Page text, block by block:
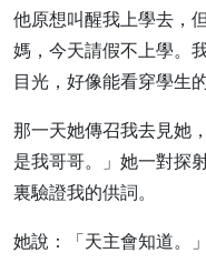
他原想叫醒我上學去，
媽，今天請假不上學。
目光，好像能看穿學生
那一天她傳召我去見她
是我哥哥。」她一對探
裏驗證我的供詞。
她說：「天主會知道。